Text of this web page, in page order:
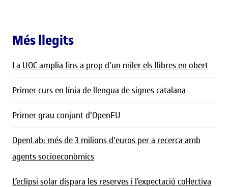
Més llegits
La UOC amplia fins a prop d'un miler els llibres en obert
Primer curs en línia de llengua de signes catalana
Primer grau conjunt d'OpenEU
OpenLab: més de 3 milions d'euros per a recerca amb
agents socioeconòmics
L’eclipsi solar dispara les reserves i l’expectació col·lectiva